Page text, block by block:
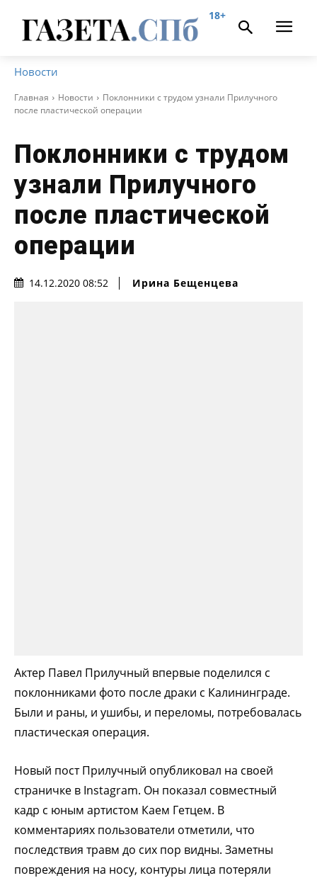
18+
Новости
Главная Новости
Поклонники с трудом узнали Прилучного
после пластической операции
Поклонники с трудом
узнали Прилучного
после пластической
операции
14.12.2020 08:52 Ирина Бещенцева
Актер Павел Прилучный впервые поделился с
поклонниками фото после драки с Калининграде.
Были и раны, и ушибы, и переломы, потребовалась
пластическая операция.
Новый пост Прилучный опубликовал на своей
страничке в Instagram. Он показал совместный
кадр с юным артистом Каем Гетцем. В
комментариях пользователи отметили, что
последствия травм до сих пор видны. Заметны
повреждения на носу, контуры лица потеряли